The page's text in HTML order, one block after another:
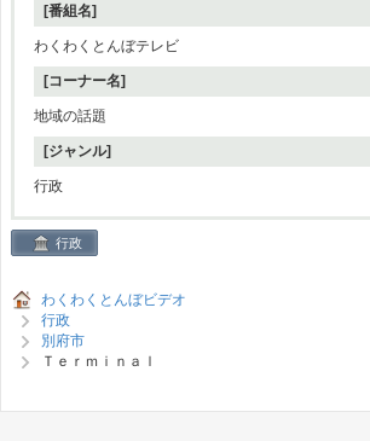
[番組名]
わくわくとんぼテレビ
[コーナー名]
地域の話題
[ジャンル]
行政
行政
わくわくとんぼビデオ
行政
別府市
Ｔｅｒｍｉｎａｌ